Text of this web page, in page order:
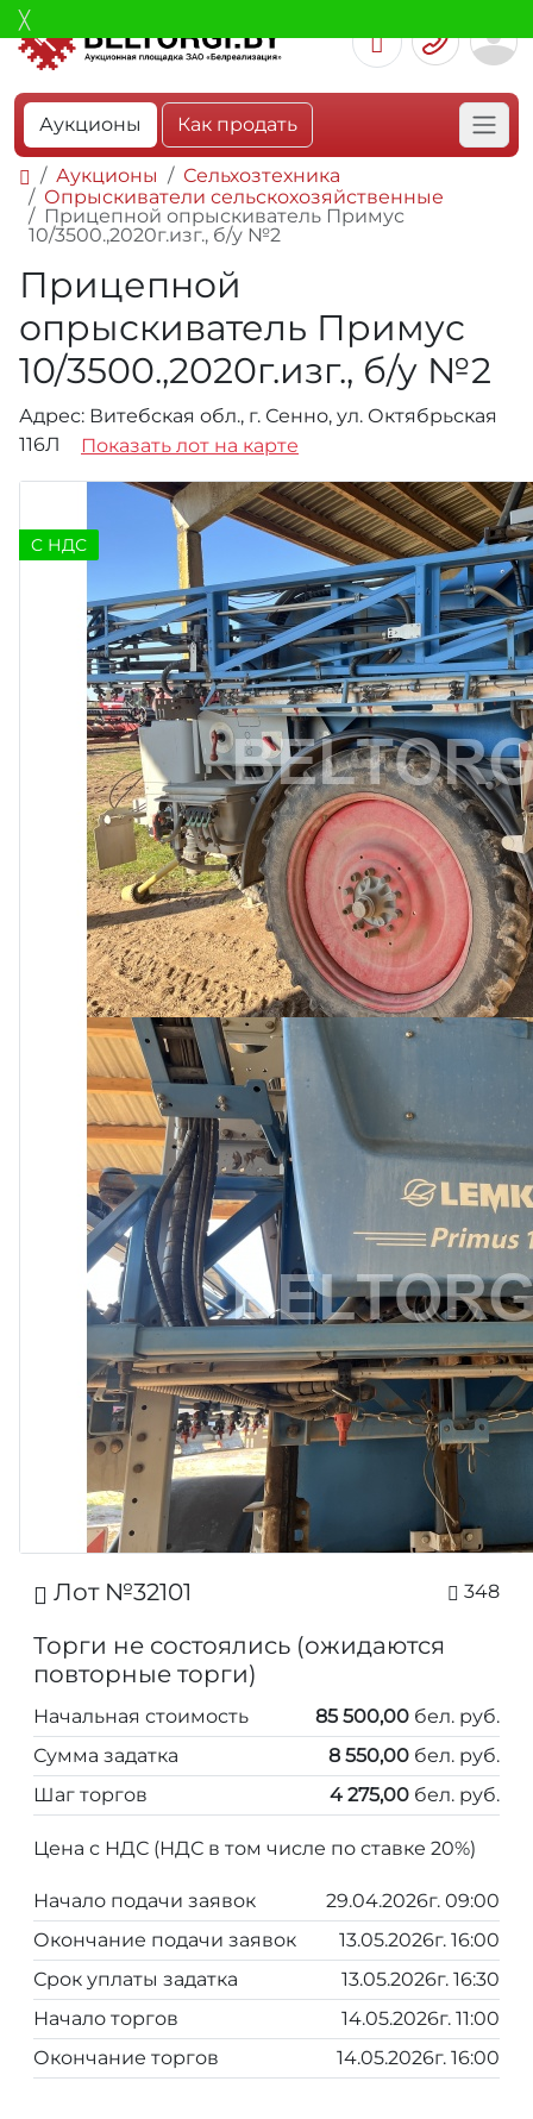
Аукционы Как продать
Аукционы
Сельхозтехника
Опрыскиватели сельскохозяйственные
Прицепной опрыскиватель Примус
10/3500.,2020г.изг., б/у №2
Прицепной
опрыскиватель Примус
10/3500.,2020г.изг., б/у №2
Адрес: Витебская обл., г. Сенно, ул. Октябрьская
116Л
Показать лот на карте
C НДС
Лот №32101 348
Торги не состоялись (ожидаются
повторные торги)
Начальная стоимость 85 500,00 бел. руб.
Сумма задатка
8 550,00 бел. руб.
Шаг торгов
4 275,00 бел. руб.
Цена с НДС (НДС в том числе по ставке 20%)
Начало подачи заявок
29.04.2026г. 09:00
Окончание подачи заявок
13.05.2026г. 16:00
Срок уплаты задатка
13.05.2026г. 16:30
Начало торгов
14.05.2026г. 11:00
Окончание торгов
14.05.2026г. 16:00